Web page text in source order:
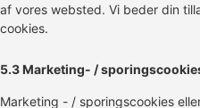
af ​​vores websted. Vi beder din
cookies.
5.3 Marketing- /
Marketing - / sporingscookies